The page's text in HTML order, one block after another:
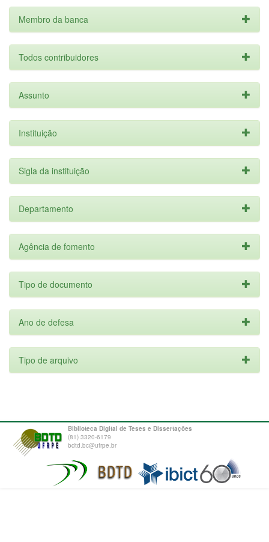
Membro da banca
Todos contribuidores
Assunto
Instituição
Sigla da instituição
Departamento
Agência de fomento
Tipo de documento
Ano de defesa
Tipo de arquivo
Biblioteca Digital de Teses e Dissertações
(81) 3320-6179
bdtd.bc@ufrpe.br